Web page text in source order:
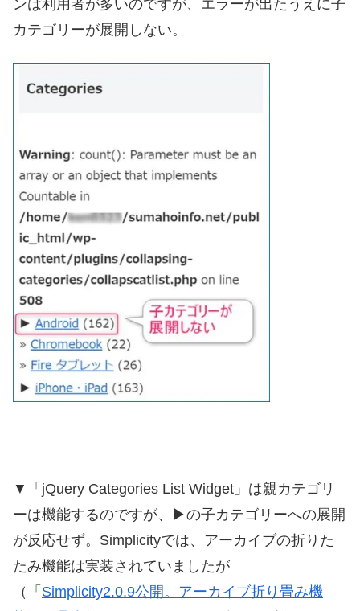
ンは利用者が多いのですが、エラーが出たうえに子
カテゴリーが展開しない。
▼「jQuery Categories List Widget」は親カテゴリ
ーは機能するのですが、▶の子カテゴリーへの展開
が反応せず。Simplicityでは、アーカイブの折りた
たみ機能は実装されていましたが
（「 Simplicity2.0.9公開。アーカイブ折り畳み機